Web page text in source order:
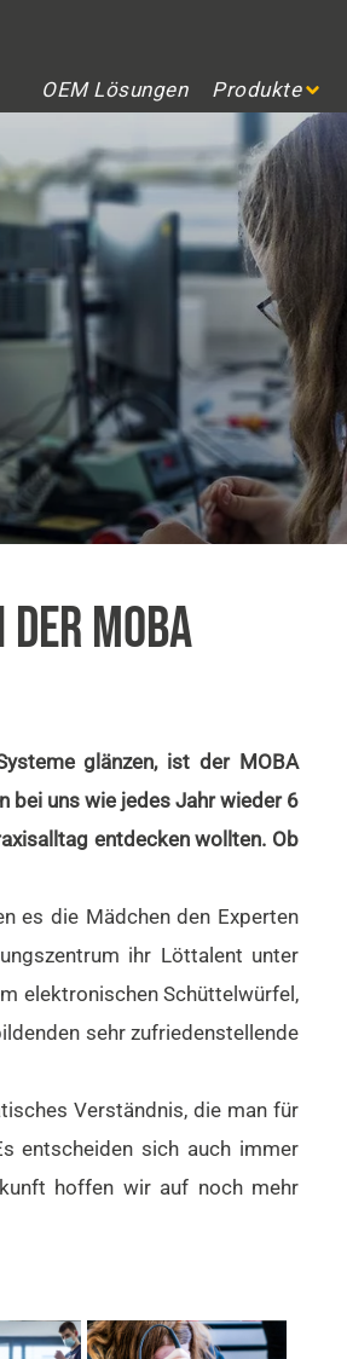
OEM Lösungen Produkte
MOBA
glänzen, ist der MOBA
bei uns wie jedes Jahr wieder 6
entdecken wollten. Ob
es die Mädchen den Experten
ihr Löttalent unter
elektronischen Schüttelwürfel,
sehr zufriedenstellende
Verständnis, die man für
entscheiden sich auch immer
hoffen wir auf noch mehr